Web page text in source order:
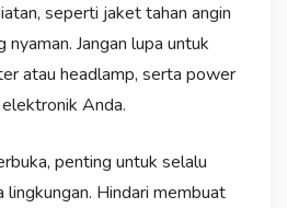
seperti jaket tahan angin
Jangan lupa untuk
atau headlamp, serta power
Anda.
penting untuk selalu
Hindari membuat